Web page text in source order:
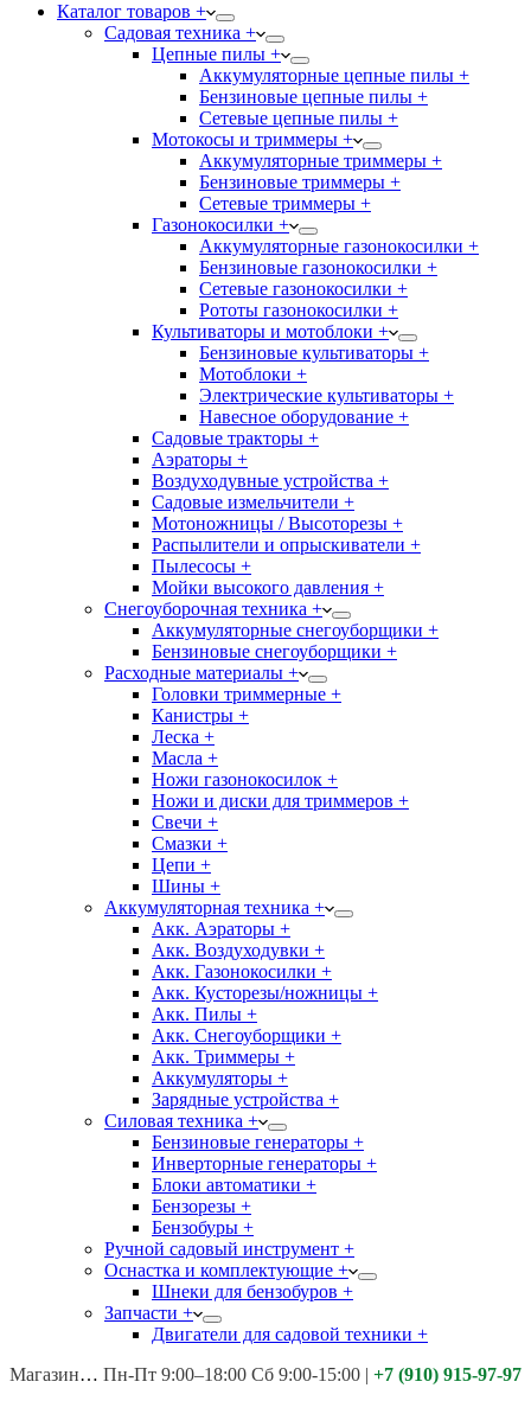
Каталог товаров +
Садовая техника +
Цепные пилы +
Аккумуляторные цепные пилы +
Бензиновые цепные пилы +
Сетевые цепные пилы +
Мотокосы и триммеры +
Аккумуляторные триммеры +
Бензиновые триммеры +
Сетевые триммеры +
Газонокосилки +
Аккумуляторные газонокосилки +
Бензиновые газонокосилки +
Сетевые газонокосилки +
Рототы газонокосилки +
Культиваторы и мотоблоки +
Бензиновые культиваторы +
Мотоблоки +
Электрические культиваторы +
Навесное оборудование +
Садовые тракторы +
Аэраторы +
Воздуходувные устройства +
Садовые измельчители +
Мотоножницы / Высоторезы +
Распылители и опрыскиватели +
Пылесосы +
Мойки высокого давления +
Снегоуборочная техника +
Аккумуляторные снегоуборщики +
Бензиновые снегоуборщики +
Расходные материалы +
Головки триммерные +
Канистры +
Леска +
Масла +
Ножи газонокосилок +
Ножи и диски для триммеров +
Свечи +
Смазки +
Цепи +
Шины +
Аккумуляторная техника +
Акк. Аэраторы +
Акк. Воздуходувки +
Акк. Газонокосилки +
Акк. Кусторезы/ножницы +
Акк. Пилы +
Акк. Снегоуборщики +
Акк. Триммеры +
Аккумуляторы +
Зарядные устройства +
Силовая техника +
Бензиновые генераторы +
Инверторные генераторы +
Блоки автоматики +
Бензорезы +
Бензобуры +
Ручной садовый инструмент +
Оснастка и комплектующие +
Шнеки для бензобуров +
Запчасти +
Двигатели для садовой техники +
Магазины: Калуга ул. Московская д.113
Пн-Пт 9:00–18:00 Сб 9:00-15:00 | +7 (910) 915-97-97